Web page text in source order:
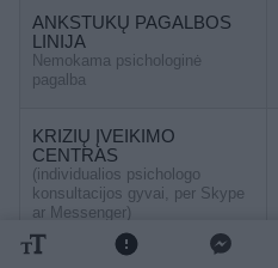
ANKSTUKŲ PAGALBOS
LINIJA
Nemokama psichologinė
pagalba
KRIZIŲ ĮVEIKIMO
CENTRAS
(individualios psichologo
konsultacijos gyvai, per Skype
ar Messenger)
Mūsų savanoriai psichologai,
psichoterapeutai šešias dienas